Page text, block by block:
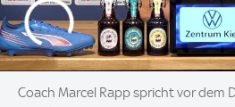
Coach Marcel Rapp spricht vor dem